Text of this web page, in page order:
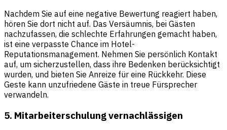
Nachdem Sie auf eine negative Bewertung reagiert haben,
hören Sie dort nicht auf. Das Versäumnis, bei Gästen
nachzufassen, die schlechte Erfahrungen gemacht haben,
ist eine verpasste Chance im Hotel-
Reputationsmanagement. Nehmen Sie persönlich Kontakt
auf, um sicherzustellen, dass ihre Bedenken berücksichtigt
wurden, und bieten Sie Anreize für eine Rückkehr. Diese
Geste kann unzufriedene Gäste in treue Fürsprecher
verwandeln.
5. Mitarbeiterschulung vernachlässigen